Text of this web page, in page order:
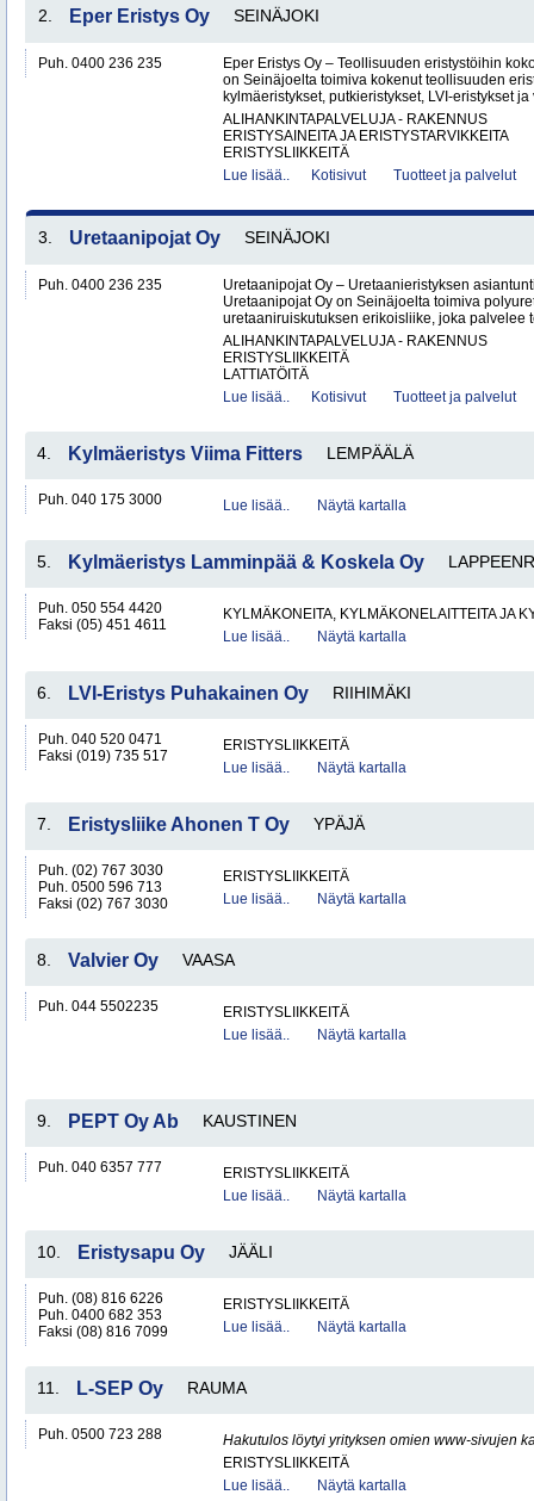
2. Eper Eristys Oy SEINÄJOKI
Puh. 0400 236 235
Eper Eristys Oy – Teollisuuden eristystöihin
on Seinäjoelta toimiva kokenut teollisuuden
kylmäeristykset, putkieristykset, LVI-eristykset ja
ALIHANKINTAPALVELUJA - RAKENNUS
ERISTYSAINEITA JA ERISTYSTARVIKKEITA
ERISTYSLIIKKEITÄ
Lue lisää..
Kotisivut Tuotteet ja palvelut
3. Uretaanipojat Oy SEINÄJOKI
Puh. 0400 236 235
Uretaanipojat Oy – Uretaanieristyksen
Uretaanipojat Oy on Seinäjoelta toimiva
uretaaniruiskutuksen erikoisliike, joka palvelee
ALIHANKINTAPALVELUJA - RAKENNUS
ERISTYSLIIKKEITÄ
LATTIATÖITÄ
Lue lisää..
Kotisivut Tuotteet ja palvelut
4. Kylmäeristys Viima Fitters LEMPÄÄLÄ
Puh. 040 175 3000 Lue lisää.. Näytä kartalla
5. Kylmäeristys Lamminpää & Koskela Oy
Puh. 050 554 4420
Faksi (05) 451 4611
KYLMÄKONEITA, KYLMÄKONELAITTEITA JA
Lue lisää..
Näytä kartalla
6. LVI-Eristys Puhakainen Oy RIIHIMÄKI
Puh. 040 520 0471
Faksi (019) 735 517
ERISTYSLIIKKEITÄ
Lue lisää..
Näytä kartalla
7. Eristysliike Ahonen T Oy YPÄJÄ
Puh. (02) 767 3030
Puh. 0500 596 713
Faksi (02) 767 3030
ERISTYSLIIKKEITÄ
Lue lisää..
Näytä kartalla
8. Valvier Oy VAASA
Puh. 044 5502235
ERISTYSLIIKKEITÄ
Lue lisää..
Näytä kartalla
9. PEPT Oy Ab KAUSTINEN
Puh. 040 6357 777
ERISTYSLIIKKEITÄ
Lue lisää..
Näytä kartalla
10. Eristysapu Oy JÄÄLI
Puh. (08) 816 6226
Puh. 0400 682 353
Faksi (08) 816 7099
ERISTYSLIIKKEITÄ
Lue lisää..
Näytä kartalla
11. L-SEP Oy RAUMA
Puh. 0500 723 288
Hakutulos löytyi yrityksen omien www-sivujen
ERISTYSLIIKKEITÄ
Lue lisää..
Näytä kartalla